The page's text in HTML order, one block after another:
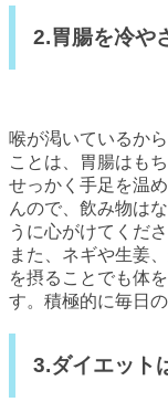
2.胃腸を冷や
喉が渇いているか
ことは、胃腸はも
せっかく手足を温
んので、飲み物は
うに心がけてくださ
また、ネギや生姜
を摂ることでも体
す。積極的に毎日
3.ダイエット